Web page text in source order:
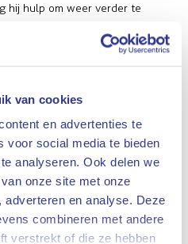
van cookies
en advertenties te
voor social media te bieden
analyseren. Ook delen we
onze site met onze
en analyse. Deze
combineren met andere
verstrekt of die ze hebben
hij hulp om weer verder te
hij dagelijks op de fiets van
voor Michel, dus ging hij op
kon begeleid gaan wonen in
om dagelijks van Almelo naar
zonder werk. Toch bleef
gaan groot. “Ik wilde eigenlijk
hij.
bij Ontplooj terecht. Hij